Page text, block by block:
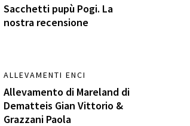
Sacchetti pupù Pogi. La
nostra recensione
ALLEVAMENTI ENCI
Allevamento di Mareland di
Dematteis Gian Vittorio &
Grazzani Paola